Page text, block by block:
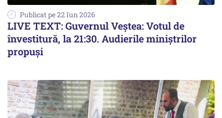
Publicat pe 22 Iun 2026
LIVE TEXT: Guvernul Veștea: Votul de
învestitură, la 21:30. Audierile miniștrilor
propuși